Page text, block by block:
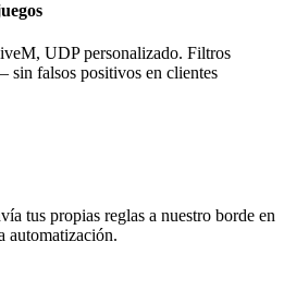
UDP personalizado. Filtros
falsos positivos en clientes
tus propias reglas a nuestro borde en
automatización.